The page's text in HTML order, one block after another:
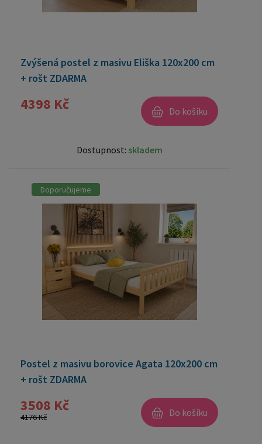
Zvýšená postel z masivu Eliška 120x200 cm
+ rošt ZDARMA
4398 Kč Do košíku
Dostupnost: skladem
Doporučujeme
Postel z masivu borovice Agata 120x200 cm
+ rošt ZDARMA
3508 Kč
4176 Kč Do košíku